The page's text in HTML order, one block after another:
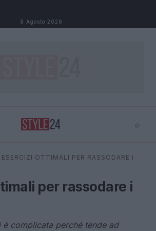
8 Agosto 2026
⌕
⌕
ESERCIZI OTTIMALI PER RASSODARE I
per rassodare i
è complicata perché tende ad